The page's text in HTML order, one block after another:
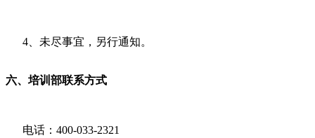
4、未尽事宜，另行通知。
六、培训部联系方式
电话：400-033-2321